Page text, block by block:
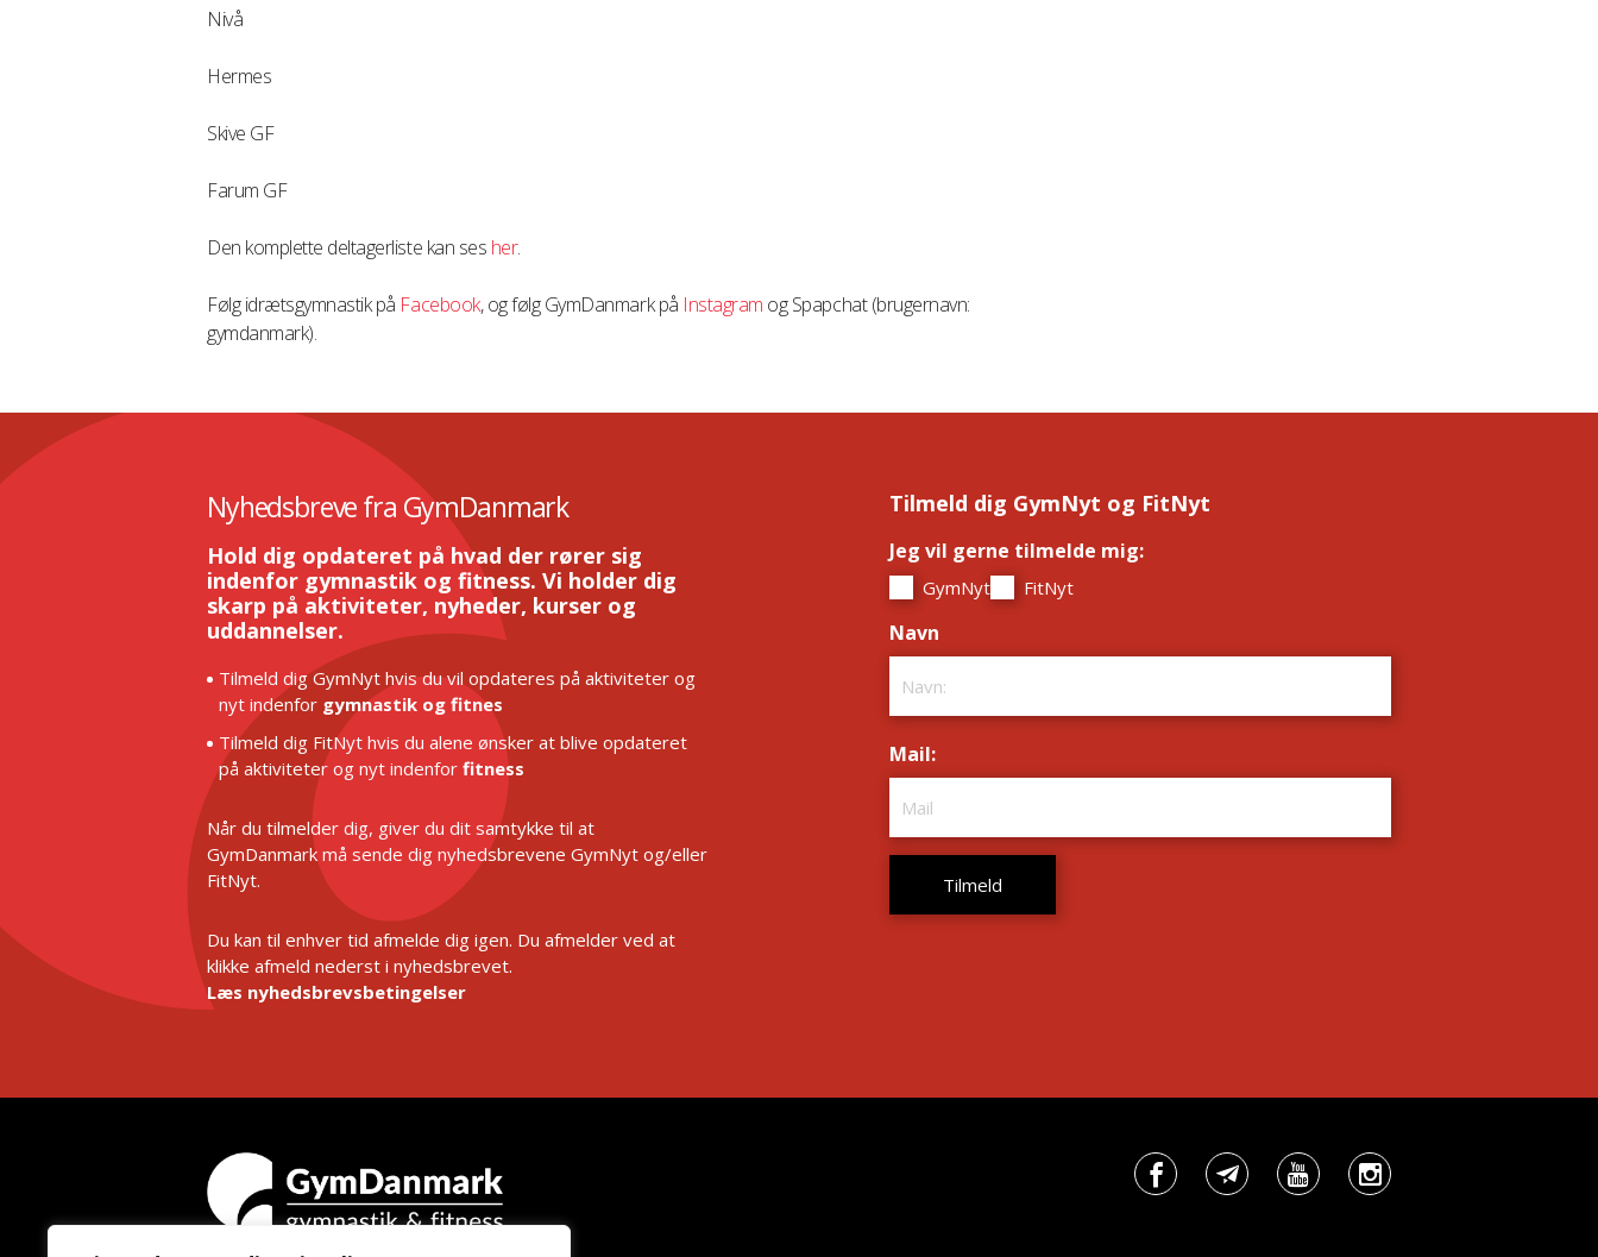
Nivå
Hermes
Skive GF
Farum GF
Den komplette deltagerliste kan ses her.
Følg idrætsgymnastik på Facebook, og følg GymDanmark på Instagram og Spapchat (brugernavn:
gymdanmark).
Nyhedsbreve fra GymDanmark
Hold dig opdateret på hvad der rører sig
indenfor gymnastik og fitness. Vi holder dig
skarp på aktiviteter, nyheder, kurser og
uddannelser.
Tilmeld dig GymNyt hvis du vil opdateres på aktiviteter og
nyt indenfor gymnastik og fitnes
Tilmeld dig FitNyt hvis du alene ønsker at blive opdateret
på aktiviteter og nyt indenfor fitness
Når du tilmelder dig, giver du dit samtykke til at
GymDanmark må sende dig nyhedsbrevene GymNyt og/eller
FitNyt.
Du kan til enhver tid afmelde dig igen. Du afmelder ved at
klikke afmeld nederst i nyhedsbrevet.
Læs nyhedsbrevsbetingelser
Tilmeld dig GymNyt og FitNyt
Jeg vil gerne tilmelde mig:
GymNyt FitNyt
Navn
Mail: